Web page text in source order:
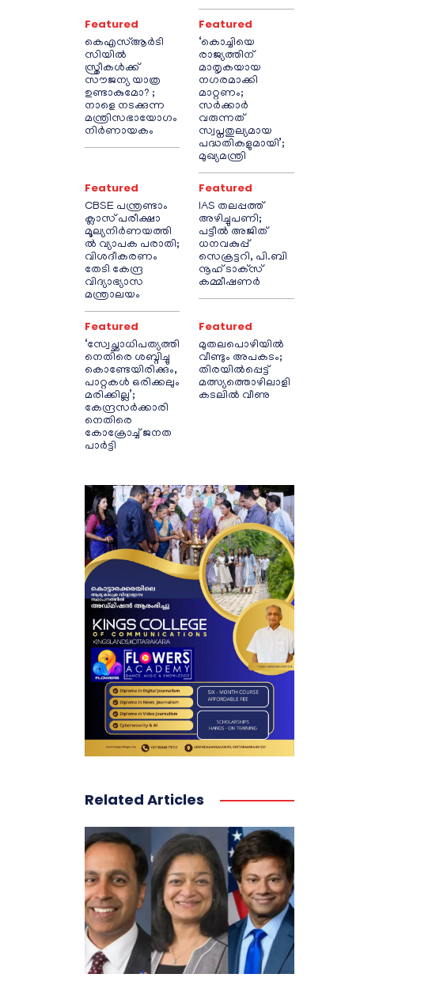
Featured
കെഎസ്ആർടി
സിയിൽ
സ്ത്രീകൾക്ക്
സൗജന്യ യാത്ര
ഉണ്ടാകുമോ? ;
നാളെ നടക്കുന്ന
മന്ത്രിസഭായോഗം
നിർണായകം
Featured
‘കൊച്ചിയെ
രാജ്യത്തിന്
മാതൃകയായ
നഗരമാക്കി
മാറ്റണം;
സർക്കാർ
വരുന്നത്
സ്വപ്നതുല്യമായ
പദ്ധതികളുമായി’;
മുഖ്യമന്ത്രി
Featured
CBSE പന്ത്രണ്ടാം
ക്ലാസ് പരീക്ഷാ
മൂല്യനിർണയത്തി
ൽ വ്യാപക പരാതി;
വിശദീകരണം
തേടി കേന്ദ്ര
വിദ്യാഭ്യാസ
മന്ത്രാലയം
Featured
IAS തലപ്പത്ത്
അഴിച്ചുപണി;
പട്ടീല്‍ അജിത്
ധനവകുപ്പ്
സെക്രട്ടറി, പി.ബി
നൂഹ് ടാക്‌സ്
കമ്മീഷണര്‍
Featured
‘സ്വേച്ഛാധിപത്യത്തി
നെതിരെ ശബ്ദിച്ചു
കൊണ്ടേയിരിക്കും,
പാറ്റകൾ ഒരിക്കലും
മരിക്കില്ല’;
കേന്ദ്രസർക്കാരി
നെതിരെ
കോക്രോച്ച് ജനത
പാർട്ടി
Featured
മുതലപൊഴിയിൽ
വീണ്ടും അപകടം;
തിരയിൽപ്പെട്ട്
മത്സ്യത്തൊഴിലാളി
കടലിൽ വീണു
Related Articles